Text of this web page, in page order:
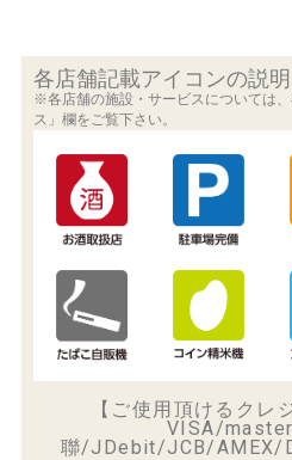
各店舗記載アイコンの説明
※各店舗の施設・サービスについては
ス」欄をご覧下さい。
【ご使用頂けるク
VISA/
聯/JDebit/JCB/AMEX/